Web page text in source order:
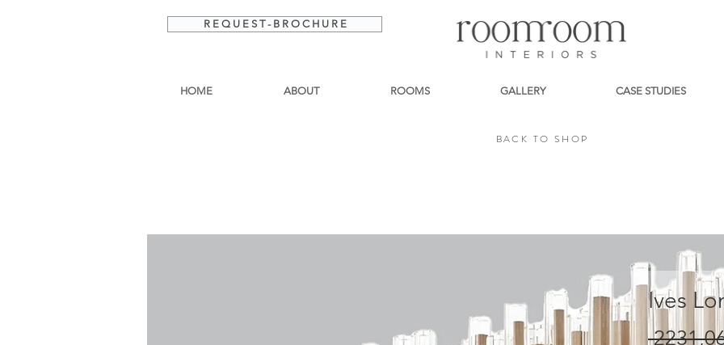
R E Q U E S T - B R O C H U R E
HOME ABOUT ROOMS GALLERY CASE STUDIES
BACK TO SHOP
Ives
BACK TO SHOP